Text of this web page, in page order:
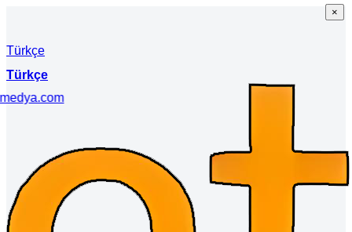
Türkçe
Türkçe
×
×